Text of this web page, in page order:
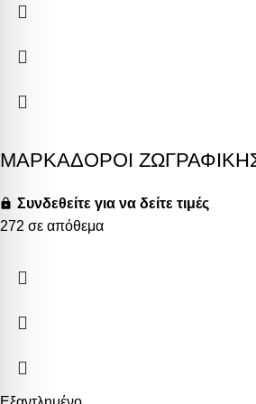
ΜΑΡΚΑΔΟΡΟΙ ZΩΓΡΑΦΙΚΗΣ
Συνδεθείτε για να δείτε τιμές
272 σε απόθεμα